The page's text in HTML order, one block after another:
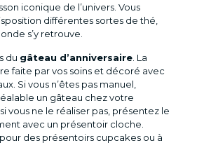
iconique de l’univers. Vous
différentes sortes de thé,
s’y retrouve.
du gâteau d’anniversaire. La
faite par vos soins et décoré avec
Si vous n’êtes pas manuel,
un gâteau chez votre
vous ne le réaliser pas, présentez le
avec un présentoir cloche.
des présentoirs cupcakes ou à